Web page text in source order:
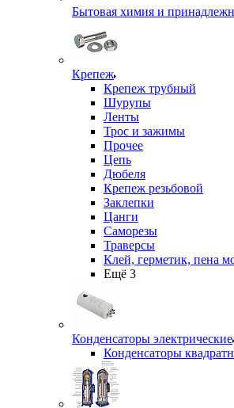
Бытовая химия и
Крепеж
Крепеж трубный
Шурупы
Ленты
Трос и зажимы
Прочее
Цепь
Дюбеля
Крепеж резьбовой
Заклепки
Цанги
Саморезы
Траверсы
Клей, герметик, пена
Ещё 3
Конденсаторы электрические
Конденсаторы